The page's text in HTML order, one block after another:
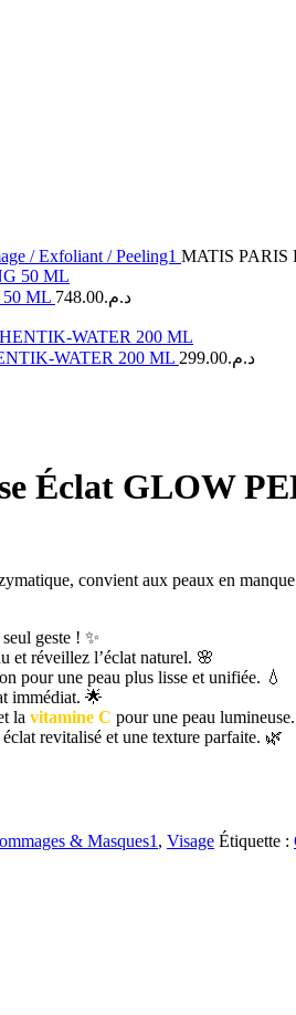
/ Exfoliant / Peeling1 MATIS PARIS
50 ML د.م.748.00
WATER 200 ML د.م.299.00
Éclat GLOW
convient aux peaux en manque
geste ! ✨
et réveillez l’éclat naturel. 🌸
pour une peau plus lisse et unifiée. 💧
immédiat. 🌟
la vitamine C pour une peau
revitalisé et une texture parfaite. 🌿
& Masques1 , Visage Étiquette :